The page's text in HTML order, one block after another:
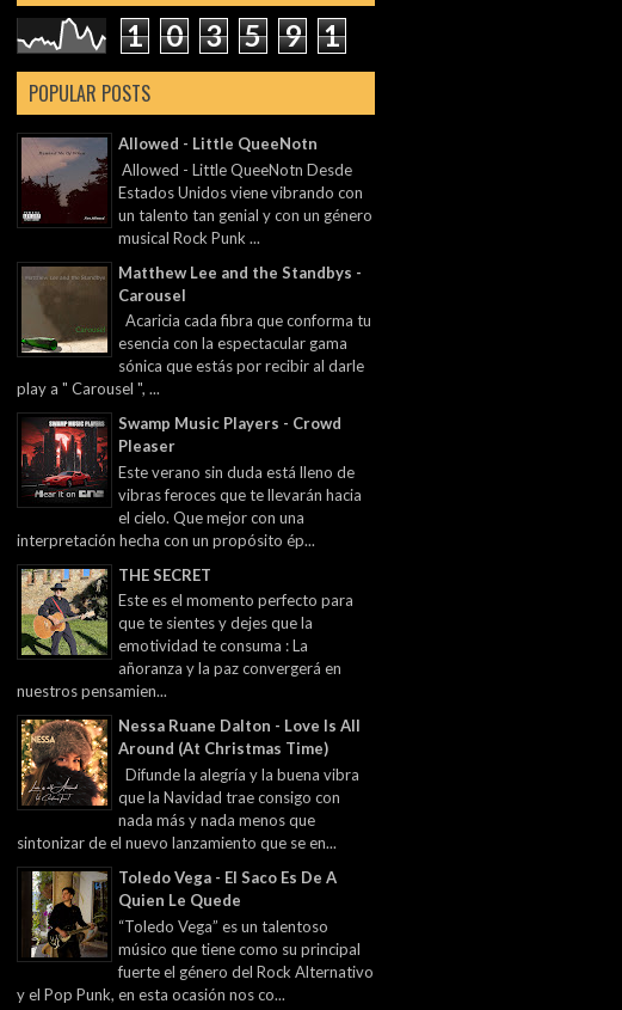
1 0 3 5 9 1
POPULAR POSTS
Allowed - Little QueeNotn
Allowed - Little QueeNotn Desde
Estados Unidos viene vibrando con
un talento tan genial y con un género
musical Rock Punk ...
Matthew Lee and the Standbys -
Carousel
Acaricia cada fibra que conforma tu
esencia con la espectacular gama
sónica que estás por recibir al darle
play a " Carousel ", ...
Swamp Music Players - Crowd
Pleaser
Este verano sin duda está lleno de
vibras feroces que te llevarán hacia
el cielo. Que mejor con una
interpretación hecha con un propósito ép...
THE SECRET
Este es el momento perfecto para
que te sientes y dejes que la
emotividad te consuma : La
añoranza y la paz convergerá en
nuestros pensamien...
Nessa Ruane Dalton - Love Is All
Around (At Christmas Time)
Difunde la alegría y la buena vibra
que la Navidad trae consigo con
nada más y nada menos que
sintonizar de el nuevo lanzamiento que se en...
Toledo Vega - El Saco Es De A
Quien Le Quede
“Toledo Vega” es un talentoso
músico que tiene como su principal
fuerte el género del Rock Alternativo
y el Pop Punk, en esta ocasión nos co...